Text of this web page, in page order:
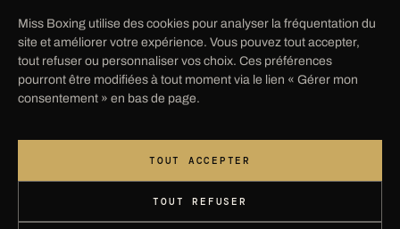
Miss Boxing utilise des cookies pour analyser la fréquentation du
site et améliorer votre expérience. Vous pouvez tout accepter,
tout refuser ou personnaliser vos choix. Ces préférences
pourront être modifiées à tout moment via le lien « Gérer mon
consentement » en bas de page.
TOUT ACCEPTER
TOUT REFUSER
NEWSLETTER